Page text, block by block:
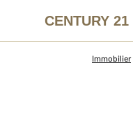
CENTURY 21
Immobilier